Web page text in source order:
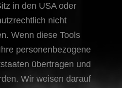
in den USA oder
nicht
Wenn diese Tools
personenbezogene
übertragen und
Wir weisen darauf